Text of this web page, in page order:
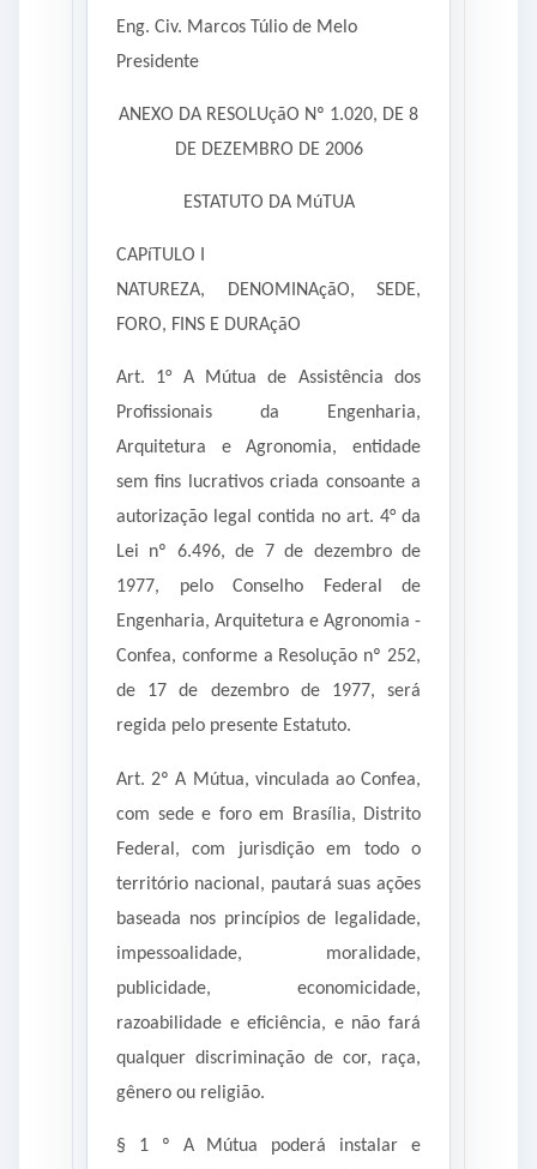
Eng. Civ. Marcos Túlio de Melo
Presidente
ANEXO DA RESOLUçãO Nº 1.020, DE 8
DE DEZEMBRO DE 2006
ESTATUTO DA MúTUA
CAPíTULO I
NATUREZA, DENOMINAçãO, SEDE,
FORO, FINS E DURAçãO
Art. 1° A Mútua de Assistência dos
Profissionais da Engenharia,
Arquitetura e Agronomia, entidade
sem fins lucrativos criada consoante a
autorização legal contida no art. 4° da
Lei nº 6.496, de 7 de dezembro de
1977, pelo Conselho Federal de
Engenharia, Arquitetura e Agronomia -
Confea, conforme a Resolução nº 252,
de 17 de dezembro de 1977, será
regida pelo presente Estatuto.
Art. 2º A Mútua, vinculada ao Confea,
com sede e foro em Brasília, Distrito
Federal, com jurisdição em todo o
território nacional, pautará suas ações
baseada nos princípios de legalidade,
impessoalidade, moralidade,
publicidade, economicidade,
razoabilidade e eficiência, e não fará
qualquer discriminação de cor, raça,
gênero ou religião.
§ 1 º A Mútua poderá instalar e